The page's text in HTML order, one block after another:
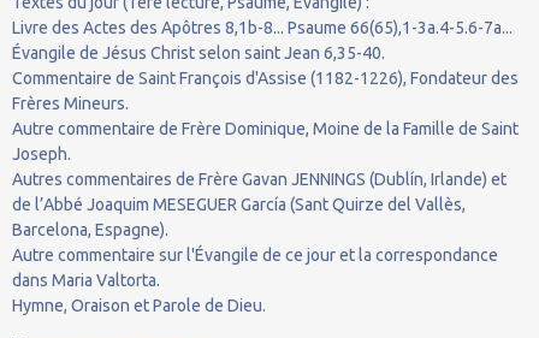
Livre des Actes des Apôtres 8,1b-8... Psaume 66(65),1-3a.4-5.6-7a...
Évangile de Jésus Christ selon saint Jean 6,35-40.
Commentaire de Saint François d'Assise (1182-1226), Fondateur des
Frères Mineurs.
Autre commentaire de Frère Dominique, Moine de la Famille de Saint
Joseph.
Autres commentaires de Frère Gavan JENNINGS (Dublín, Irlande) et
de l’Abbé Joaquim MESEGUER García (Sant Quirze del Vallès,
Barcelona, Espagne).
Autre commentaire sur l'Évangile de ce jour et la correspondance
dans Maria Valtorta.
Hymne, Oraison et Parole de Dieu.